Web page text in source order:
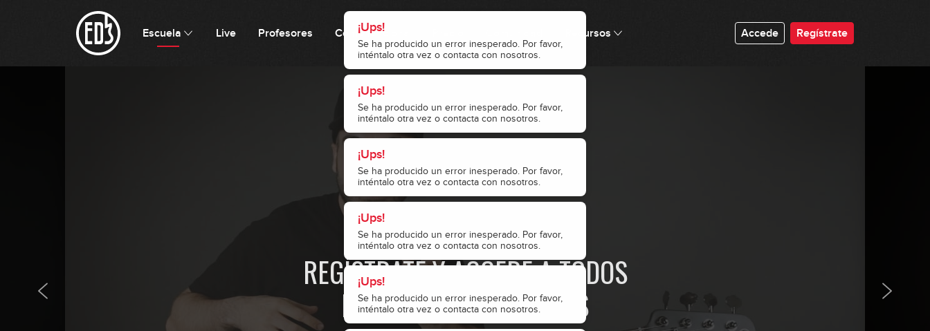
¡Ups!
Se ha producido un error inesperado. Por favor,
inténtalo otra vez o contacta con nosotros.
¡Ups!
Se ha producido un error inesperado. Por favor,
inténtalo otra vez o contacta con nosotros.
¡Ups!
Se ha producido un error inesperado. Por favor,
inténtalo otra vez o contacta con nosotros.
¡Ups!
Se ha producido un error inesperado. Por favor,
inténtalo otra vez o contacta con nosotros.
¡Ups!
Se ha producido un error inesperado. Por favor,
inténtalo otra vez o contacta con nosotros.
Escuela Live Profesores Cómo funciona Recursos Accede Regístrate
· ACCESO RESTRINGIDO ·
REGÍSTRATE Y ACCEDE A TODOS
NUESTROS CONTENIDOS
1
2
3